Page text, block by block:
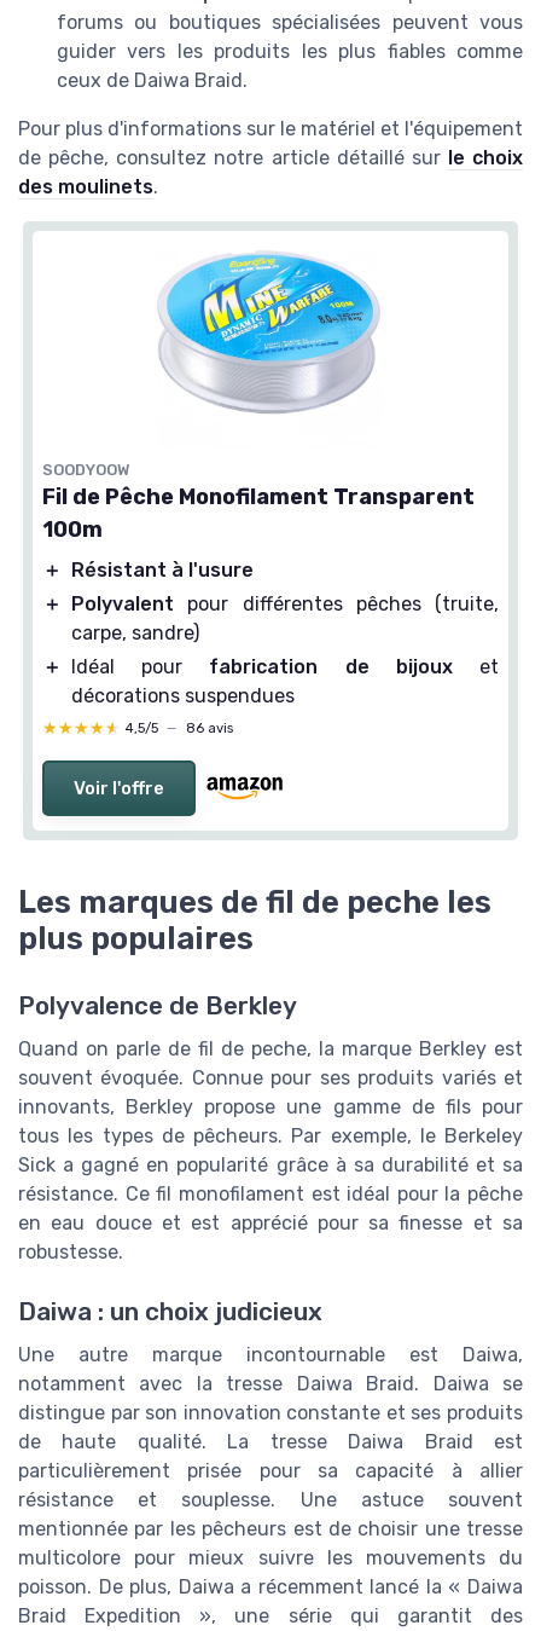
forums ou boutiques spécialisées peuvent vous
guider vers les produits les plus fiables comme
ceux de Daiwa Braid.
Pour plus d'informations sur le matériel et l'équipement
de pêche, consultez notre article détaillé sur le choix
des moulinets.
SOODYOOW
Fil de Pêche Monofilament Transparent
100m
＋
Résistant à l'usure
＋
Polyvalent pour différentes pêches (truite,
carpe, sandre)
＋
Idéal pour fabrication de bijouxet
décorations suspendues
★★★★★
★★★★★ 4,5/5 — 86 avis
Voir l'offre
Les marques de fil de peche les
plus populaires
Polyvalence de Berkley
Quand on parle de fil de peche, la marque Berkley est
souvent évoquée. Connue pour ses produits variés et
innovants, Berkley propose une gamme de fils pour
tous les types de pêcheurs. Par exemple, le Berkeley
Sick a gagné en popularité grâce à sa durabilité et sa
résistance. Ce fil monofilament est idéal pour la pêche
en eau douce et est apprécié pour sa finesse et sa
robustesse.
Daiwa : un choix judicieux
Une autre marque incontournable est Daiwa,
notamment avec la tresse Daiwa Braid. Daiwa se
distingue par son innovation constante et ses produits
de haute qualité. La tresse Daiwa Braid est
particulièrement prisée pour sa capacité à allier
résistance et souplesse. Une astuce souvent
mentionnée par les pêcheurs est de choisir une tresse
multicolore pour mieux suivre les mouvements du
poisson. De plus, Daiwa a récemment lancé la « Daiwa
Braid Expedition », une série qui garantit des